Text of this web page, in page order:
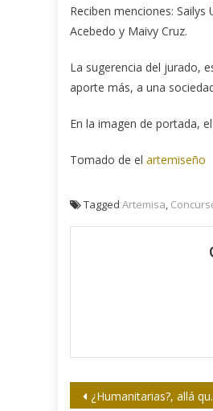
Reciben menciones:
Acebedo y Maivy Cruz.
La sugerencia del jurado,
aporte más, a una
En la imagen de portada,
Tomado de el artemiseño
Tagged Artemisa,
Navegación
¿Humanitarias?, allá quien lo crea